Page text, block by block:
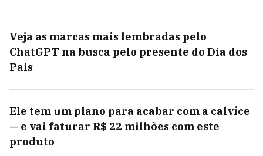
Veja as marcas mais lembradas pelo
ChatGPT na busca pelo presente do Dia dos
Pais
Ele tem um plano para acabar com a calvíce
— e vai faturar R$ 22 milhões com este
produto